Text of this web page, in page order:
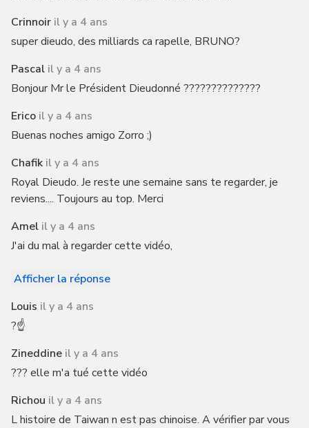
Crinnoir il y a 4 ans
super dieudo, des milliards ca rapelle, BRUNO?
Pascal il y a 4 ans
Bonjour Mr le Président Dieudonné ??????????????
Erico il y a 4 ans
Buenas noches amigo Zorro ;)
Chafik il y a 4 ans
Royal Dieudo. Je reste une semaine sans te regarder, je
reviens.... Toujours au top. Merci
Amel il y a 4 ans
J'ai du mal à regarder cette vidéo,
Afficher la réponse
Louis il y a 4 ans
?☝️
Zineddine il y a 4 ans
??? elle m'a tué cette vidéo
Richou il y a 4 ans
L histoire de Taiwan n est pas chinoise. A vérifier par vous